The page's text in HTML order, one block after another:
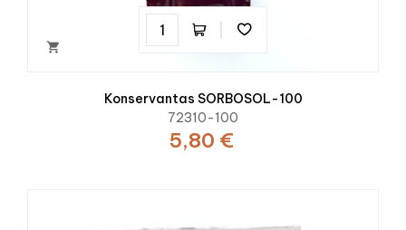

Konservantas SORBOSOL-100
72310-100
5,80 €